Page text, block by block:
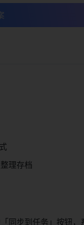
理存档
同步到任务」按钮，